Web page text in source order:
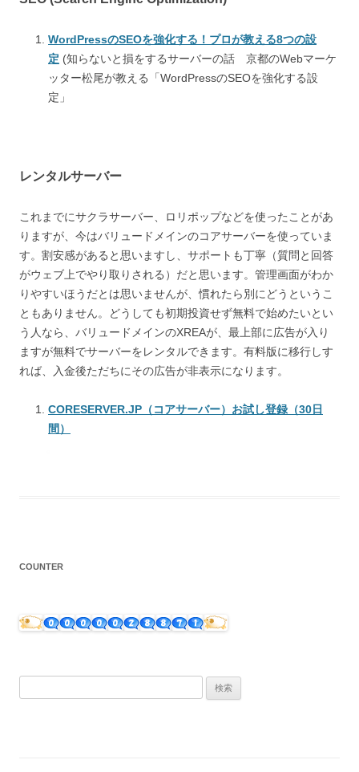
WordPressのSEOを強化する！プロが教える8つの設
定 (知らないと損をするサーバーの話 京都のWebマーケ
ッター松尾が教える「WordPressのSEOを強化する設
定」
レンタルサーバー
これまでにサクラサーバー、ロリポップなどを使ったことがあ
りますが、今はバリュードメインのコアサーバーを使っていま
す。割安感があると思いますし、サポートも丁寧（質問と回答
がウェブ上でやり取りされる）だと思います。管理画面がわか
りやすいほうだとは思いませんが、慣れたら別にどうというこ
ともありません。どうしても初期投資せず無料で始めたいとい
う人なら、バリュードメインのXREAが、最上部に広告が入り
ますが無料でサーバーをレンタルできます。有料版に移行しす
れば、入金後ただちにその広告が非表示になります。
CORESERVER.JP（コアサーバー）お試し登録（30日
間）
COUNTER